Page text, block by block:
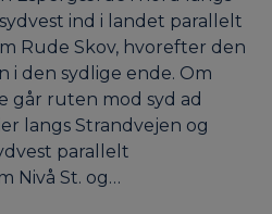
ind i landet parallelt
Rude Skov, hvorefter den
i den sydlige ende. Om
går ruten mod syd ad
langs Strandvejen og
parallelt
Nivå St. og…